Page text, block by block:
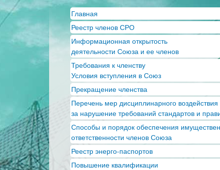
Главная
Реестр членов СРО
Информационная открытость
деятельности Союза и ее членов
Требования к членству
Условия вступления в Союз
Прекращение членства
Перечень мер дисциплинарного воздействия
за нарушение требований стандартов и
Способы и порядок обеспечения
ответственности членов Союза
Реестр энерго-паспортов
Повышение квалификации